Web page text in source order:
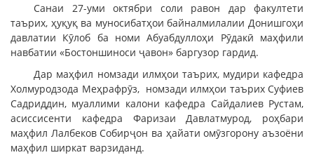
Санаи 27-уми октябри соли равон дар факултети
таърих, ҳуқуқ ва муносибатҳои байналмилалии Донишгоҳи
давлатии Кӯлоб ба номи Абуабдуллоҳи Рӯдакӣ маҳфили
навбатии «Бостоншиноси ҷавон» баргузор гардид.
Дар маҳфил номзади илмҳои таърих, мудири кафедра
Холмуродзода Меҳрафрӯз, номзади илмҳои таърих Суфиев
Садриддин, муаллими калони кафедра Сайдалиев Рустам,
асиссисенти кафедра Фаризаи Давлатмурод, роҳбари
маҳфил Лалбеков Собирҷон ва ҳайати омӯзгорону аъзоёни
маҳфил ширкат варзиданд.